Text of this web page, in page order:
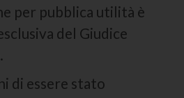
per pubblica utilità è
del Giudice
di essere stato